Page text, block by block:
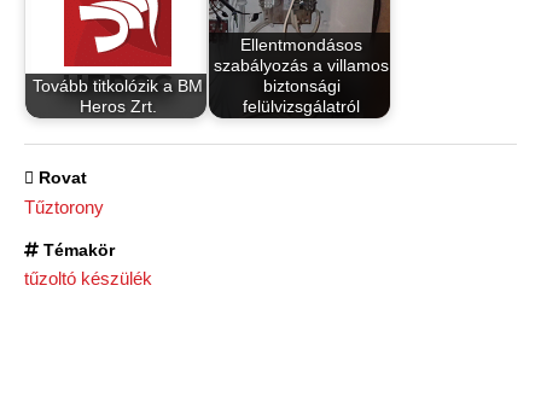
Tovább titkolózik a BM
Heros Zrt.
Ellentmondásos
szabályozás a villamos
biztonsági
felülvizsgálatról
Rovat
Tűztorony
Témakör
tűzoltó készülék